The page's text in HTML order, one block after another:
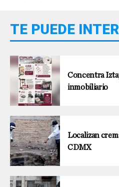
TE PUEDE
Concentra
inmobiliario
Localizan
CDMX